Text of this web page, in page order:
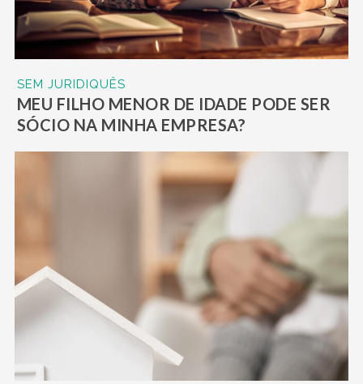
SEM JURIDIQUÊS
MEU FILHO MENOR DE IDADE PODE SER
SÓCIO NA MINHA EMPRESA?